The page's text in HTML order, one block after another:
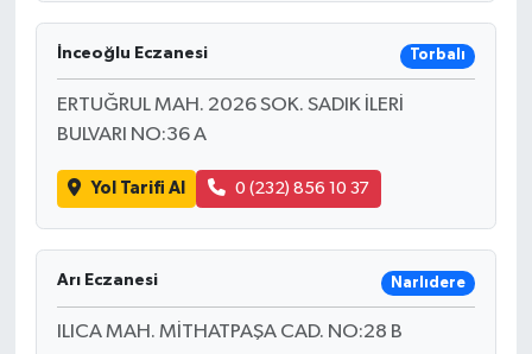
İnceoğlu Eczanesi Torbalı
ERTUĞRUL MAH. 2026 SOK. SADIK İLERİ
BULVARI NO:36 A
Yol Tarifi Al 0 (232) 856 10 37
Arı Eczanesi Narlıdere
ILICA MAH. MİTHATPAŞA CAD. NO:28 B